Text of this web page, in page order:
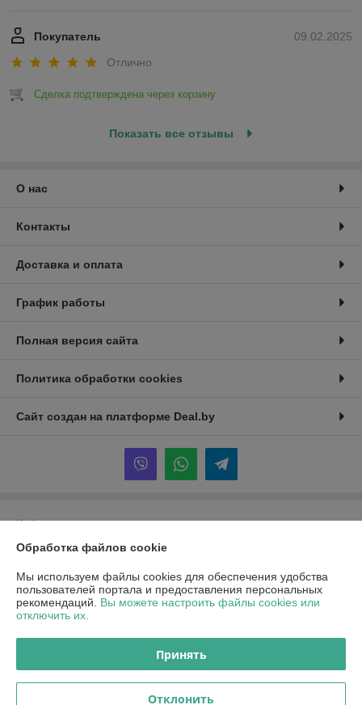
09.02.2025
Покупатель
Отлично
Сделка подтверждена через корзину
Показать все отзывы
О нас
Контакты
Доставка и оплата
График работы
Полная версия сайта
Политика обработки cookies
Сайт создан на платформе Deal.by
Информация для покупателя
Юридическое лицо:ООО "ПроПринтер"
Регистрационный номер ЕГР: 591058567
УНП: 591058567
Регистрационный орган: Гродненский городской исполнительный
Местонахождение книги жалоб и предложений: ул. Ольги Соломовой
Обработка файлов cookie
Мы используем файлы cookies для обеспечения удобства
пользователей портала и предоставления персональных
рекомендаций. Вы можете настроить файлы cookies или
отключить их.
Принять
Отклонить